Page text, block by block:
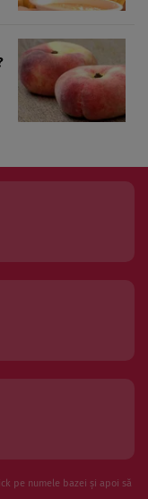
pe numele bazei și apoi să